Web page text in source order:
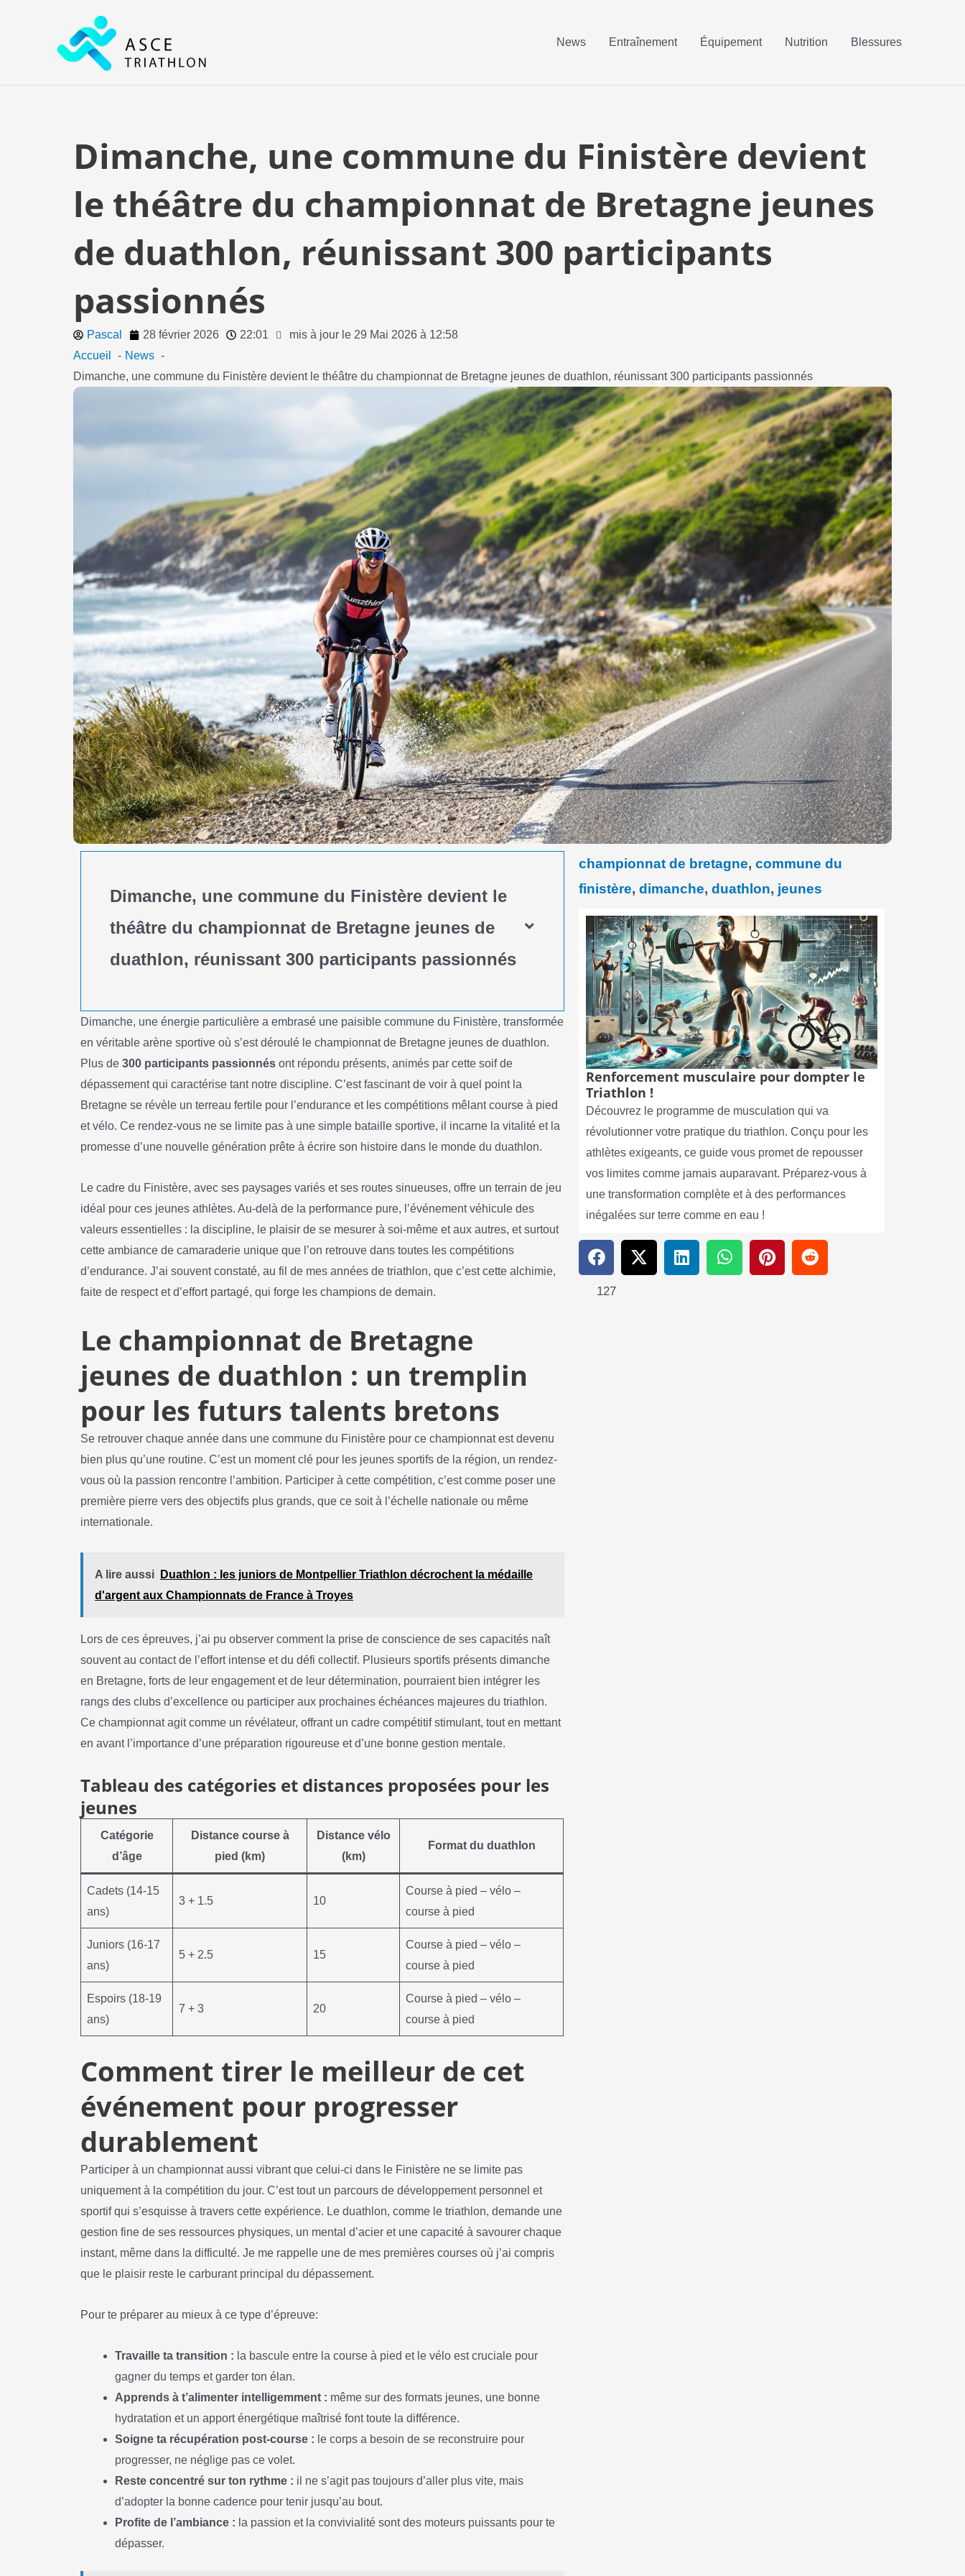
News Entraînement Équipement Nutrition Blessures
Dimanche, une commune du Finistère devient
le théâtre du championnat de Bretagne jeunes
de duathlon, réunissant 300 participants
passionnés
Pascal 28 février 2026 22:01
mis à jour le 29 Mai 2026 à 12:58
Accueil
News
Dimanche, une commune du Finistère devient le théâtre du championnat de Bretagne jeunes de duathlon, réunissant 300 participants passionnés
Dimanche, une commune du Finistère devient le
théâtre du championnat de Bretagne jeunes de
duathlon, réunissant 300 participants passionnés
Dimanche, une énergie particulière a embrasé une paisible commune du Finistère, transformée
en véritable arène sportive où s’est déroulé le championnat de Bretagne jeunes de duathlon.
Plus de 300 participants passionnés ont répondu présents, animés par cette soif de
dépassement qui caractérise tant notre discipline. C’est fascinant de voir à quel point la
Bretagne se révèle un terreau fertile pour l’endurance et les compétitions mêlant course à pied
et vélo. Ce rendez-vous ne se limite pas à une simple bataille sportive, il incarne la vitalité et la
promesse d’une nouvelle génération prête à écrire son histoire dans le monde du duathlon.
Le cadre du Finistère, avec ses paysages variés et ses routes sinueuses, offre un terrain de jeu
idéal pour ces jeunes athlètes. Au-delà de la performance pure, l’événement véhicule des
valeurs essentielles : la discipline, le plaisir de se mesurer à soi-même et aux autres, et surtout
cette ambiance de camaraderie unique que l’on retrouve dans toutes les compétitions
d’endurance. J’ai souvent constaté, au fil de mes années de triathlon, que c’est cette alchimie,
faite de respect et d’effort partagé, qui forge les champions de demain.
Le championnat de Bretagne
jeunes de duathlon : un tremplin
pour les futurs talents bretons
Se retrouver chaque année dans une commune du Finistère pour ce championnat est devenu
bien plus qu’une routine. C’est un moment clé pour les jeunes sportifs de la région, un rendez-
vous où la passion rencontre l’ambition. Participer à cette compétition, c’est comme poser une
première pierre vers des objectifs plus grands, que ce soit à l’échelle nationale ou même
internationale.
A lire aussi
Duathlon : les juniors de Montpellier Triathlon décrochent la médaille
d'argent aux Championnats de France à Troyes
Lors de ces épreuves, j’ai pu observer comment la prise de conscience de ses capacités naît
souvent au contact de l’effort intense et du défi collectif. Plusieurs sportifs présents dimanche
en Bretagne, forts de leur engagement et de leur détermination, pourraient bien intégrer les
rangs des clubs d’excellence ou participer aux prochaines échéances majeures du triathlon.
Ce championnat agit comme un révélateur, offrant un cadre compétitif stimulant, tout en mettant
en avant l’importance d’une préparation rigoureuse et d’une bonne gestion mentale.
Tableau des catégories et distances proposées pour les
jeunes
Catégorie
d’âge
Distance course à
pied (km)
Distance vélo
(km)
Format du duathlon
Cadets (14-15
ans)
3 + 1.5 10
Course à pied – vélo –
course à pied
Juniors (16-17
ans)
5 + 2.5 15
Course à pied – vélo –
course à pied
Espoirs (18-19
ans)
7 + 3 20
Course à pied – vélo –
course à pied
Comment tirer le meilleur de cet
événement pour progresser
durablement
Participer à un championnat aussi vibrant que celui-ci dans le Finistère ne se limite pas
uniquement à la compétition du jour. C’est tout un parcours de développement personnel et
sportif qui s’esquisse à travers cette expérience. Le duathlon, comme le triathlon, demande une
gestion fine de ses ressources physiques, un mental d’acier et une capacité à savourer chaque
instant, même dans la difficulté. Je me rappelle une de mes premières courses où j’ai compris
que le plaisir reste le carburant principal du dépassement.
Pour te préparer au mieux à ce type d’épreuve:
Travaille ta transition : la bascule entre la course à pied et le vélo est cruciale pour
gagner du temps et garder ton élan.
Apprends à t’alimenter intelligemment : même sur des formats jeunes, une bonne
hydratation et un apport énergétique maîtrisé font toute la différence.
Soigne ta récupération post-course : le corps a besoin de se reconstruire pour
progresser, ne néglige pas ce volet.
Reste concentré sur ton rythme : il ne s’agit pas toujours d’aller plus vite, mais
d’adopter la bonne cadence pour tenir jusqu’au bout.
Profite de l’ambiance : la passion et la convivialité sont des moteurs puissants pour te
dépasser.
championnat de bretagne, commune du
finistère, dimanche, duathlon, jeunes
Renforcement musculaire pour dompter le
Triathlon !
Découvrez le programme de musculation qui va
révolutionner votre pratique du triathlon. Conçu pour les
athlètes exigeants, ce guide vous promet de repousser
vos limites comme jamais auparavant. Préparez-vous à
une transformation complète et à des performances
inégalées sur terre comme en eau !
127